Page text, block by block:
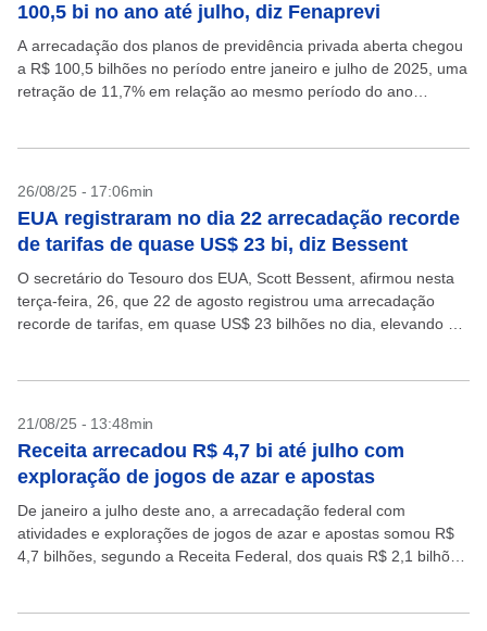
100,5 bi no ano até julho, diz Fenaprevi
A arrecadação dos planos de previdência privada aberta chegou
a R$ 100,5 bilhões no período entre janeiro e julho de 2025, uma
retração de 11,7% em relação ao mesmo período do ano
26/08/25 - 17:06min
EUA registraram no dia 22 arrecadação recorde
de tarifas de quase US$ 23 bi, diz Bessent
O secretário do Tesouro dos EUA, Scott Bessent, afirmou nesta
terça-feira, 26, que 22 de agosto registrou uma arrecadação
recorde de tarifas, em quase US$ 23 bilhões no dia, elevando o
21/08/25 - 13:48min
Receita arrecadou R$ 4,7 bi até julho com
exploração de jogos de azar e apostas
De janeiro a julho deste ano, a arrecadação federal com
atividades e explorações de jogos de azar e apostas somou R$
4,7 bilhões, segundo a Receita Federal, dos quais R$ 2,1 bilhões